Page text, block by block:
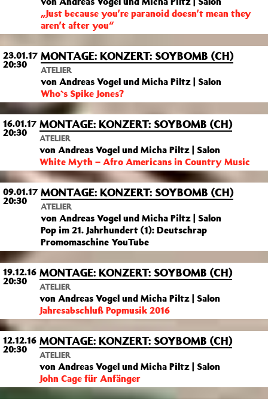
„Just because you’re paranoid doesn’t mean they
aren’t after you“
23.01.17
20:30
MONTAGE: KONZERT: SOYBOMB (CH)
ATELIER
von Andreas Vogel und Micha Piltz | Salon
Who`s Spike Jones?
16.01.17
20:30
MONTAGE: KONZERT: SOYBOMB (CH)
ATELIER
von Andreas Vogel und Micha Piltz | Salon
White Myth – Afro Americans in Country Music
09.01.17
20:30
MONTAGE: KONZERT: SOYBOMB (CH)
ATELIER
von Andreas Vogel und Micha Piltz | Salon
Pop im 21. Jahrhundert (1): Deutschrap
Promomaschine YouTube
19.12.16
20:30
MONTAGE: KONZERT: SOYBOMB (CH)
ATELIER
von Andreas Vogel und Micha Piltz | Salon
Jahresabschluß Popmusik 2016
12.12.16
20:30
MONTAGE: KONZERT: SOYBOMB (CH)
ATELIER
von Andreas Vogel und Micha Piltz | Salon
John Cage für Anfänger